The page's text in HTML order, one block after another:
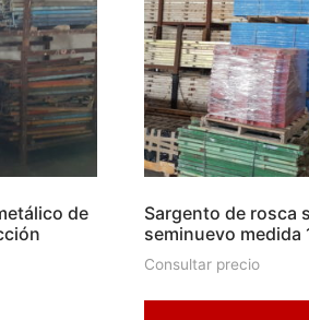
de
Sargento de rosca
seminuevo medida
Consultar precio